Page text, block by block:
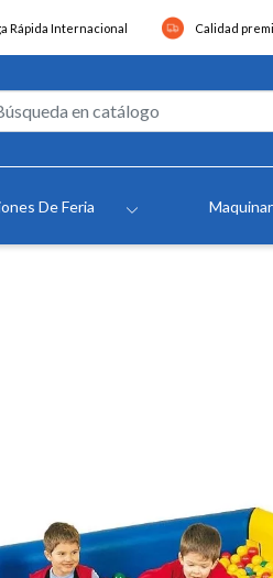
Rápida Internacional Calidad
De Feria